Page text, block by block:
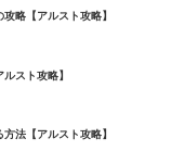
略【アルスト攻略】
スト攻略】
法【アルスト攻略】